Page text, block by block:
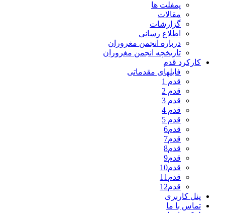
پمفلت ها
مقالات
گزارشات
اطلاع رسانی
درباره انجمن مغروران
تاریخچه انجمن مغروران
کارکرد قدم
فایلهای مقدماتی
قدم 1
قدم 2
قدم 3
قدم 4
قدم 5
قدم6
قدم7
قدم8
قدم9
قدم10
قدم11
قدم12
پنل کاربری
تماس با ما